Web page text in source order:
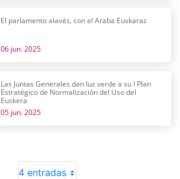
El parlamento alavés, con el Araba Euskaraz
06 jun. 2025
Las Juntas Generales dan luz verde a su I Plan
Estratégico de Normalización del Uso del
Euskera
05 jun. 2025
4 entradas